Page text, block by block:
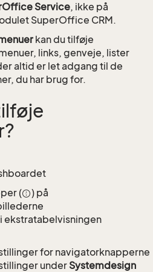
Service, ikke på
SuperOffice CRM.
kan du tilføje
links, genveje, lister
altid er let adgang til de
du har brug for.
(
) på
ekstratabelvisningen
for navigatorknapperne
under Systemdesign